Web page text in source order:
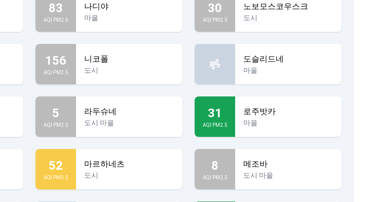
83
AQI PM2.5
나디야
마을
30
AQI PM2.5
노보모스코우스크
도시
156
AQI PM2.5
니코폴
도시
도슬리드네
마을
5
AQI PM2.5
라두슈네
도시 마을
31
AQI PM2.5
로주밧카
마을
52
AQI PM2.5
마르하네츠
도시
8
AQI PM2.5
메조바
도시 마을